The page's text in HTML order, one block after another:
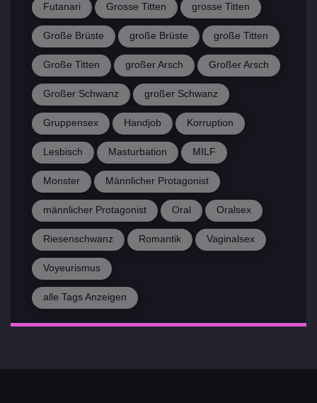
Futanari Grosse Titten grosse Titten
Große Brüste große Brüste große Titten
Große Titten großer Arsch Großer Arsch
Großer Schwanz großer Schwanz
Gruppensex Handjob Korruption
Lesbisch Masturbation MILF
Monster Männlicher Protagonist
männlicher Protagonist Oral Oralsex
Riesenschwanz Romantik Vaginalsex
Voyeurismus
alle Tags Anzeigen